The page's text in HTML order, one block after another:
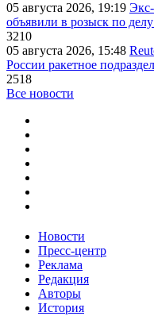
05 августа 2026, 19:19
объявили в розыск по
3210
05 августа 2026, 15:48
России ракетное
2518
Все новости
Новости
Пресс-центр
Реклама
Редакция
Авторы
История